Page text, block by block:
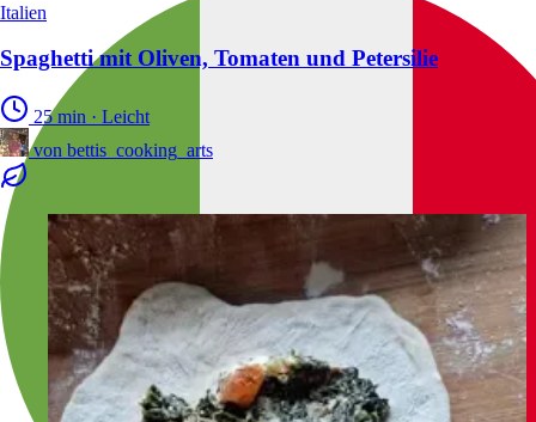
Italien
Spaghetti mit Oliven, Tomaten und Petersilie
25 min · Leicht
von bettis_cooking_arts